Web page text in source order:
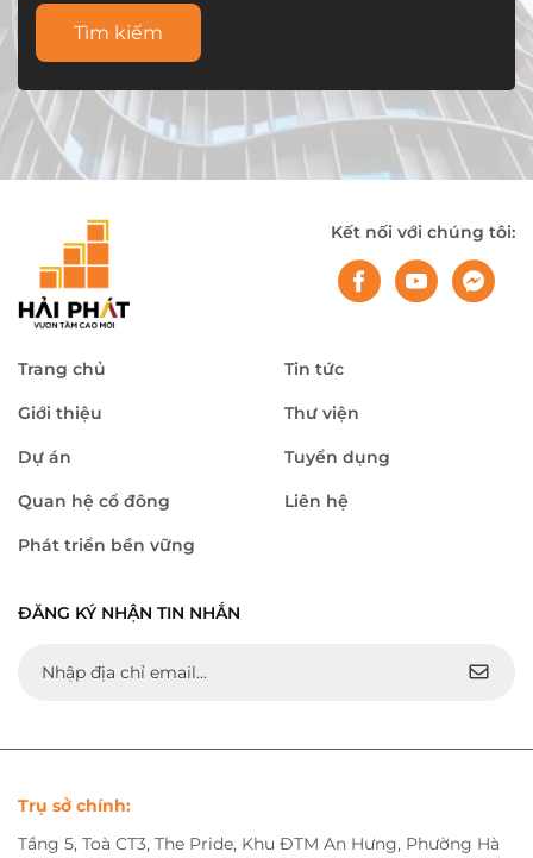
Tìm kiếm
Kết nối với chúng tôi:
Trang chủ
Giới thiệu
Dự án
Quan hệ cổ đông
Phát triển bền vững
Tin tức
Thư viện
Tuyển dụng
Liên hệ
ĐĂNG KÝ NHẬN TIN NHẮN
Trụ sở chính:
Tầng 5, Toà CT3, The Pride, Khu ĐTM An Hưng, Phường Hà